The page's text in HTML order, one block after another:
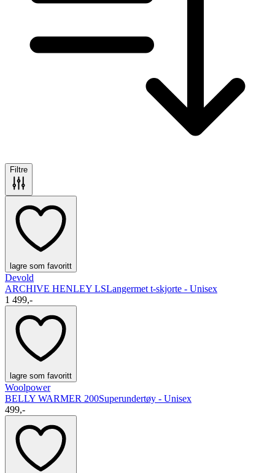
Filtre
lagre som favoritt
Devold
ARCHIVE HENLEY LSLangermet t-skjorte - Unisex
1 499,-
lagre som favoritt
Woolpower
BELLY WARMER 200Superundertøy - Unisex
499,-